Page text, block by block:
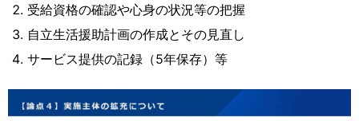
受給資格の確認や心身の状況等の把握
自立生活援助計画の作成とその見直し
サービス提供の記録（5年保存）等